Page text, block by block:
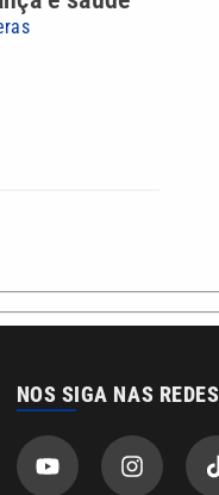
NOS SIGA NAS REDES